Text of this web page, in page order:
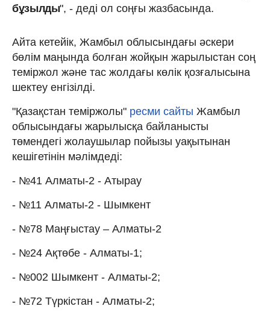
бұзылды", - деді ол соңғы жазбасында.
Айта кетейік, Жамбыл облысындағы әскери
бөлім маңында болған жойқын жарылыстан соң
теміржол және тас жолдағы көлік қозғалысына
шектеу енгізілді.
"Қазақстан теміржолы" ресми сайты Жамбыл
облысындағы жарылысқа байланысты
төмендегі жолаушылар пойызы уақытынан
кешігетінін мәлімдеді:
- №41 Алматы-2 - Атырау
- №11 Алматы-2 - Шымкент
- №78 Маңғыстау – Алматы-2
- №24 Ақтөбе - Алматы-1;
- №002 Шымкент - Алматы-2;
- №72 Түркістан - Алматы-2;